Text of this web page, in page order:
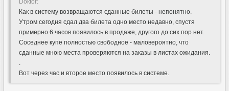
Doкtor:
Как в систему возвращаются сданные билеты - непонятно.
Утром сегодня сдал два билета одно место недавно, спустя
примерно 6 часов появилось в продаже, другого до сих пор нет.
Соседнее купе полностью свободное - маловероятно, что
сданные мною места проверяются на заказы в листах ожидания.
.
Вот через час и второе место появилось в системе.